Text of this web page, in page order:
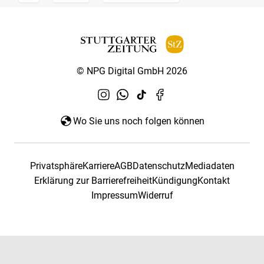
© NPG Digital GmbH 2026
Wo Sie uns noch folgen können
PrivatsphäreKarriereAGBDatenschutzMediadaten
Erklärung zur BarrierefreiheitKündigungKontakt
ImpressumWiderruf